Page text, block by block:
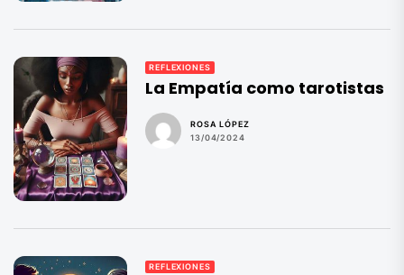
REFLEXIONES
La Empatía como tarotistas
ROSA LÓPEZ
13/04/2024
REFLEXIONES